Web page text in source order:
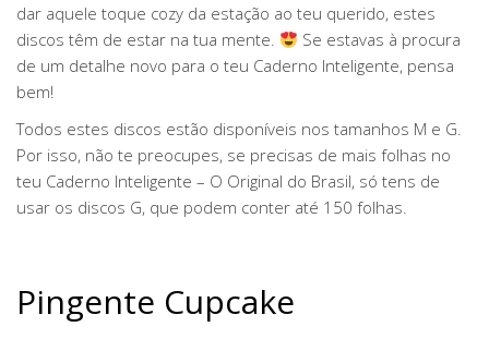
dar aquele toque cozy da estação ao teu querido, estes
discos têm de estar na tua mente.
Se estavas à procura
de um detalhe novo para o teu Caderno Inteligente, pensa
bem!
Todos estes discos estão disponíveis nos tamanhos M e G.
Por isso, não te preocupes, se precisas de mais folhas no
teu Caderno Inteligente – O Original do Brasil, só tens de
usar os discos G, que podem conter até 150 folhas.
Pingente Cupcake